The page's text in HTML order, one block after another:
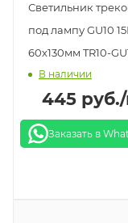
Светильник
под лампу GU10
60х130мм TR10-
ЭРА черный
В наличии
445руб.
Заказать в